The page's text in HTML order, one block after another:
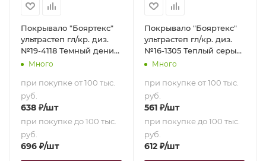
Покрывало "Бояртекс"
ультрастеп гл/кр. диз.
№19-4118 Темный деним
(верх/низ темный
Много
при покупке от 100 тыс.
руб.
638 ₽/шт
при покупке до 100 тыс.
руб.
696 ₽/шт
Покрывало "Бояртекс"
ультрастеп гл/кр. диз.
№16-1305 Теплый серый
(верх/низ теплый
Много
при покупке от 100 тыс.
руб.
561₽/шт
при покупке до 100 тыс.
руб.
612₽/шт